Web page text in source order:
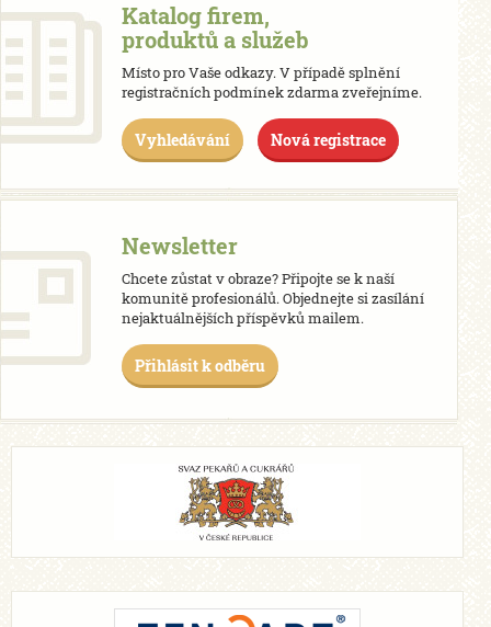
Katalog firem,
produktů a služeb
Místo pro Vaše odkazy. V případě splnění
registračních podmínek zdarma zveřejníme.
Vyhledávání Nová registrace
Newsletter
Chcete zůstat v obraze? Připojte se k naší
komunitě profesionálů. Objednejte si zasílání
nejaktuálnějších příspěvků mailem.
Přihlásit k odběru